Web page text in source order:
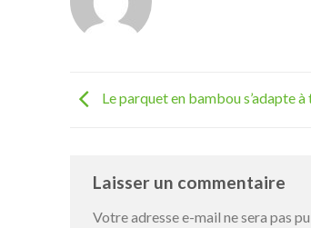
Le parquet en bambou s’adapte
Laisser un commentaire
Votre adresse e-mail ne sera pas